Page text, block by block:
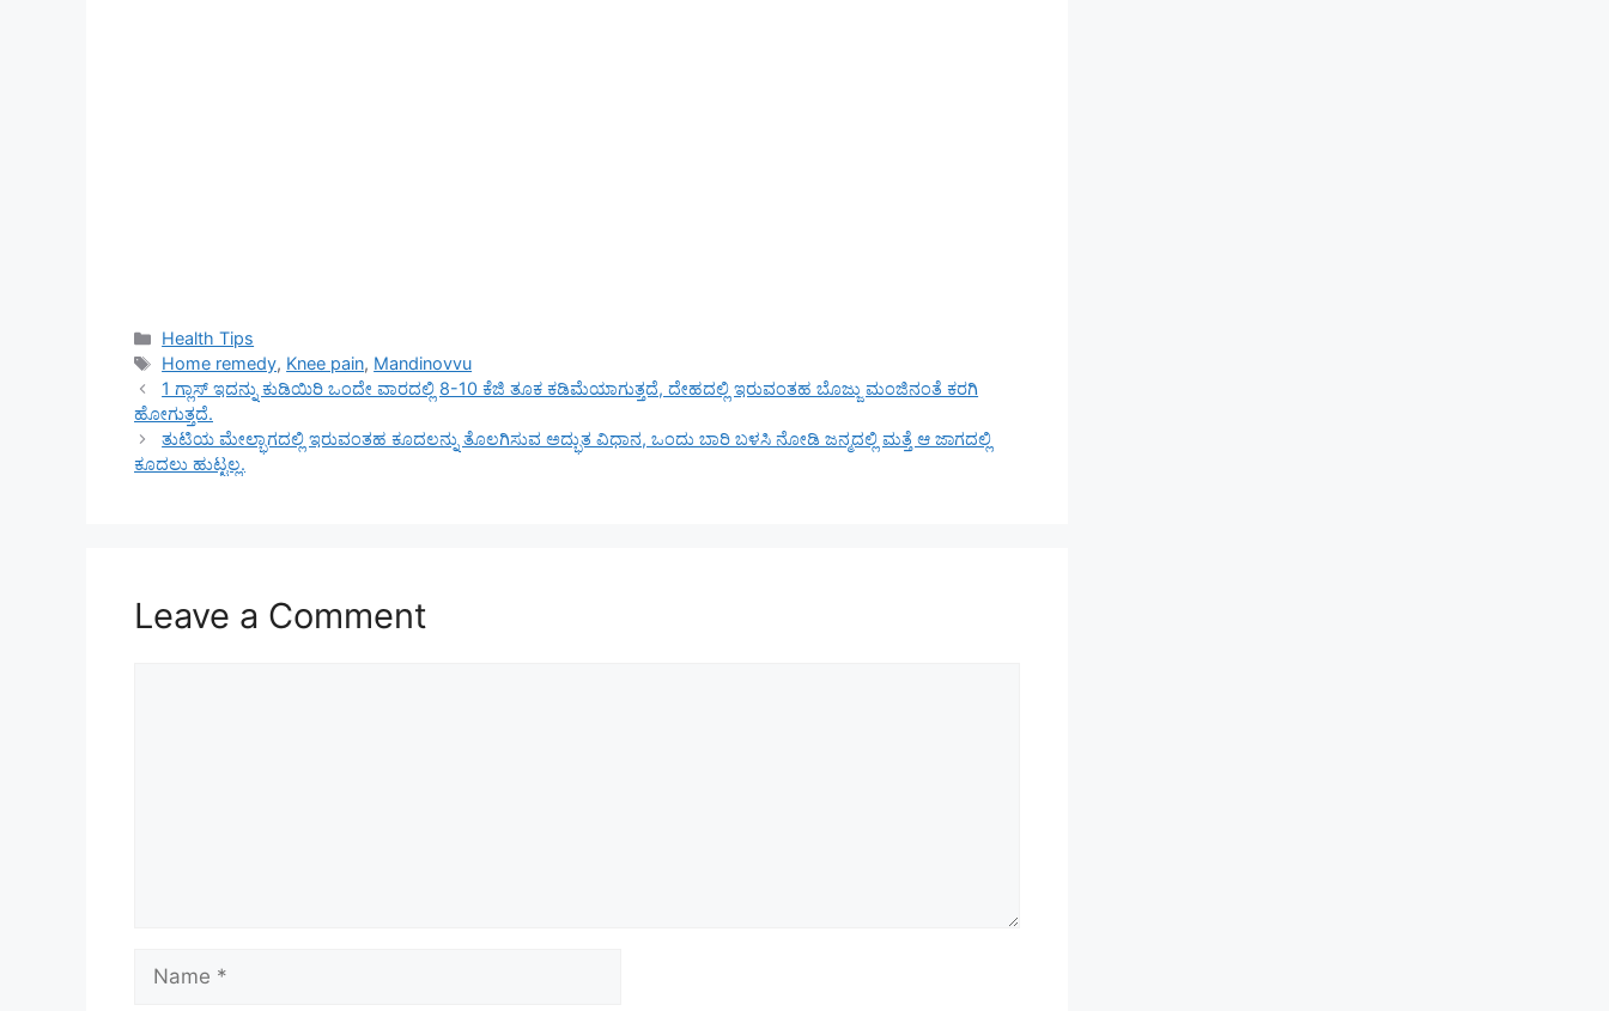
Categories
Health Tips
Tags
Home remedy, Knee pain, Mandinovvu
1 ಗ್ಲಾಸ್ ಇದನ್ನು ಕುಡಿಯಿರಿ ಒಂದೇ ವಾರದಲ್ಲಿ 8-10 ಕೆಜಿ ತೂಕ ಕಡಿಮೆಯಾಗುತ್ತದೆ, ದೇಹದಲ್ಲಿ ಇರುವಂತಹ ಬೊಜ್ಜು ಮಂಜಿನಂತೆ ಕರಗಿ
ಹೋಗುತ್ತದೆ.
ತುಟಿಯ ಮೇಲ್ಭಾಗದಲ್ಲಿ ಇರುವಂತಹ ಕೂದಲನ್ನು ತೊಲಗಿಸುವ ಅದ್ಭುತ ವಿಧಾನ, ಒಂದು ಬಾರಿ ಬಳಸಿ ನೋಡಿ ಜನ್ಮದಲ್ಲಿ ಮತ್ತೆ ಆ ಜಾಗದಲ್ಲಿ
ಕೂದಲು ಹುಟ್ಟಲ್ಲ.
Leave a Comment
Name